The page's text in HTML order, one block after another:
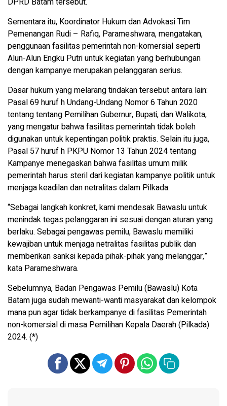
Sementara itu, Koordinator Hukum dan Advokasi Tim
Pemenangan Rudi – Rafiq, Parameshwara, mengatakan,
penggunaan fasilitas pemerintah non-komersial seperti
Alun-Alun Engku Putri untuk kegiatan yang berhubungan
dengan kampanye merupakan pelanggaran serius.
Dasar hukum yang melarang tindakan tersebut antara lain:
Pasal 69 huruf h Undang-Undang Nomor 6 Tahun 2020
tentang tentang Pemilihan Gubernur, Bupati, dan Walikota,
yang mengatur bahwa fasilitas pemerintah tidak boleh
digunakan untuk kepentingan politik praktis. Selain itu juga,
Pasal 57 huruf h PKPU Nomor 13 Tahun 2024 tentang
Kampanye menegaskan bahwa fasilitas umum milik
pemerintah harus steril dari kegiatan kampanye politik untuk
menjaga keadilan dan netralitas dalam Pilkada.
“Sebagai langkah konkret, kami mendesak Bawaslu untuk
menindak tegas pelanggaran ini sesuai dengan aturan yang
berlaku. Sebagai pengawas pemilu, Bawaslu memiliki
kewajiban untuk menjaga netralitas fasilitas publik dan
memberikan sanksi kepada pihak-pihak yang melanggar,”
kata Parameshwara.
Sebelumnya, Badan Pengawas Pemilu (Bawaslu) Kota
Batam juga sudah mewanti-wanti masyarakat dan kelompok
mana pun agar tidak berkampanye di fasilitas Pemerintah
non-komersial di masa Pemilihan Kepala Daerah (Pilkada)
2024. (*)